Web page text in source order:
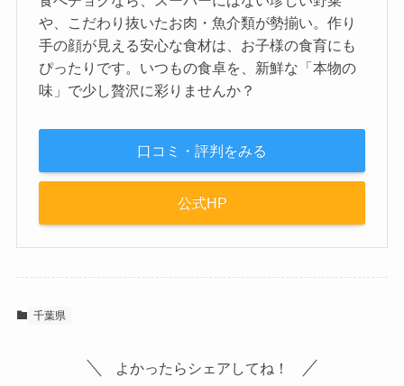
や、こだわり抜いたお肉・魚介類が勢揃い。作り
手の顔が見える安心な食材は、お子様の食育にも
ぴったりです。いつもの食卓を、新鮮な「本物の
味」で少し贅沢に彩りませんか？
口コミ・評判をみる
公式HP
千葉県
よかったらシェアしてね！